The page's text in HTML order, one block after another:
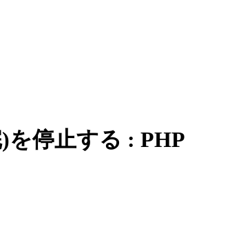
停止する : PHP